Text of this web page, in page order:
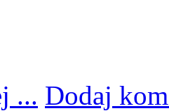
... Dodaj